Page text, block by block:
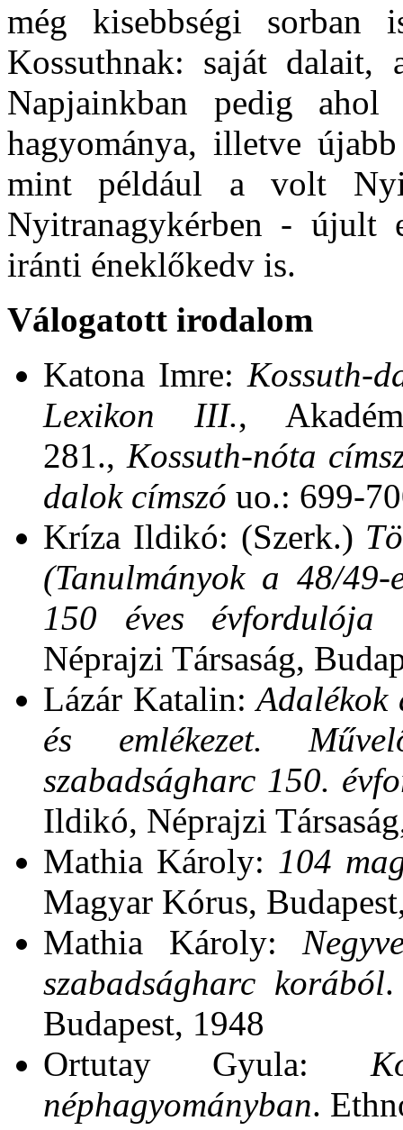
még kisebbségi sorban
Kossuthnak: saját dalait,
Napjainkban pedig
hagyománya, illetve
mint például a volt
Nyitranagykérben - újult
iránti éneklőkedv is.
Válogatott irodalom
Katona Imre:
Lexikon III.,
281., Kossuth‑nóta
dalok címszó uo.: 699-
Kríza Ildikó: (Szerk.)
(Tanulmányok a 48/
150 éves évfordulója
Néprajzi Társaság,
Lázár Katalin:Adalékok
és emlékezet.
szabadságharc 150.
Ildikó, Néprajzi
Mathia Károly: 104
Magyar Kórus,
Mathia Károly:
szabadságharc korából
Budapest, 1948
Ortutay Gyula:
néphagyományban.